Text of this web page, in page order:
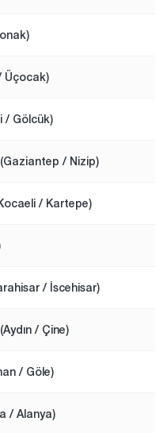
Üçocak)
/ Gölcük)
(Gaziantep / Nizip)
/ Kartepe)
/ İscehisar)
(Aydın / Çine)
/ Göle)
/ Alanya)